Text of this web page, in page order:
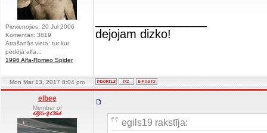
Pievienojies: 20 Jul 2006
Komentāri: 3819
Atrašanās vieta: tur kur
pēdējā alfa...
1996 Alfa-Romeo Spider
dejojam dizko!
Mon Mar 13, 2017 8:04 pm
elbee
Member of
egils19 rakstīja: